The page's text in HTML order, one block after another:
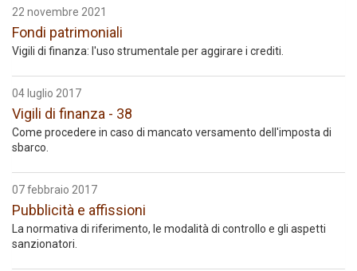
22 novembre 2021
Fondi patrimoniali
Vigili di finanza: l'uso strumentale per aggirare i crediti.
04 luglio 2017
Vigili di finanza - 38
Come procedere in caso di mancato versamento dell'imposta di
sbarco.
07 febbraio 2017
Pubblicità e affissioni
La normativa di riferimento, le modalità di controllo e gli aspetti
sanzionatori.